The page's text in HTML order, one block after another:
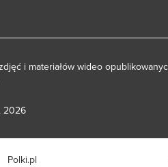
i materiałów wideo
2026
Polki.pl